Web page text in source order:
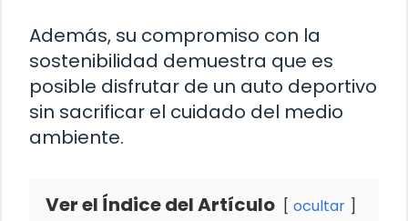
Además, su compromiso con la
sostenibilidad demuestra que es
posible disfrutar de un auto deportivo
sin sacrificar el cuidado del medio
ambiente.
Ver el Índice del Artículo ocultar